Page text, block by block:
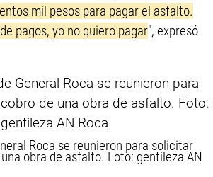
mil pesos para pagar el asfalto.
pagos, yo no quiero pagar", expresó
Roca se reunieron para solicitar
obra de asfalto. Foto: gentileza AN